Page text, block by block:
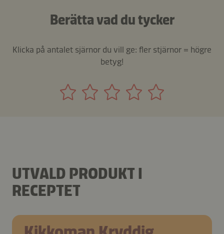
Berätta vad du tycker
Klicka på antalet sjärnor du vill ge: fler stjärnor = högre
betyg!
UTVALD PRODUKT I
RECEPTET